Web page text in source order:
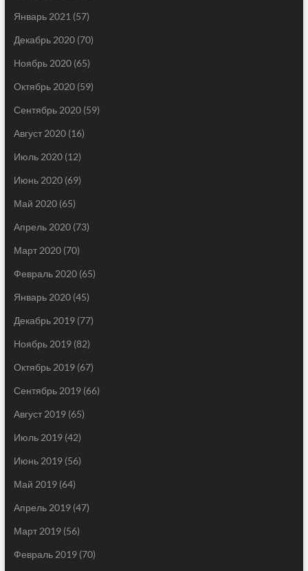
Январь 2021 (57)
Декабрь 2020(70)
Ноябрь 2020(65)
Октябрь 2020(59)
Сентябрь 2020(59)
Август 2020(16)
Июль 2020(12)
Июнь 2020(69)
Май 2020(65)
Апрель 2020(73)
Март 2020(70)
Февраль 2020(65)
Январь 2020(45)
Декабрь 2019(77)
Ноябрь 2019(82)
Октябрь 2019(67)
Сентябрь 2019(66)
Август 2019(65)
Июль 2019(42)
Июнь 2019(56)
Май 2019(64)
Апрель 2019(47)
Март 2019(56)
Февраль 2019(70)